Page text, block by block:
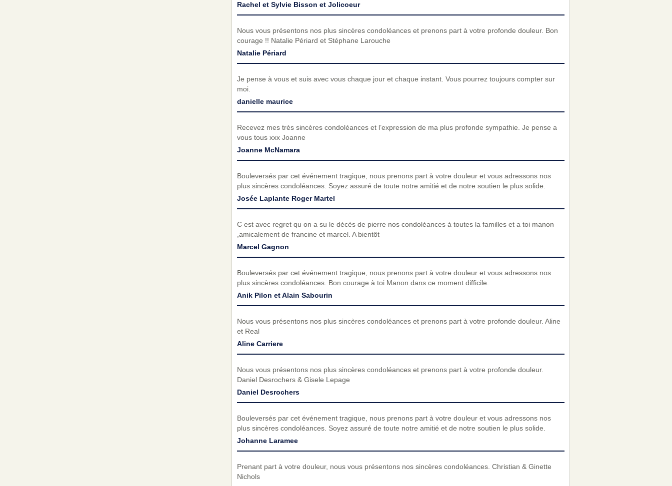
Rachel et Sylvie Bisson et Jolicoeur
Nous vous présentons nos plus sincères condoléances et prenons part à votre profonde douleur. Bon
courage !! Natalie Périard et Stéphane Larouche
Natalie Périard
Je pense à vous et suis avec vous chaque jour et chaque instant. Vous pourrez toujours compter sur
moi.
danielle maurice
Recevez mes très sincères condoléances et l’expression de ma plus profonde sympathie. Je pense a
vous tous xxx Joanne
Joanne McNamara
Bouleversés par cet événement tragique, nous prenons part à votre douleur et vous adressons nos
plus sincères condoléances. Soyez assuré de toute notre amitié et de notre soutien le plus solide.
Josée Laplante Roger Martel
C est avec regret qu on a su le décès de pierre nos condoléances à toutes la familles et a toi manon
,amicalement de francine et marcel. A bientôt
Marcel Gagnon
Bouleversés par cet événement tragique, nous prenons part à votre douleur et vous adressons nos
plus sincères condoléances. Bon courage à toi Manon dans ce moment difficile.
Anik Pilon et Alain Sabourin
Nous vous présentons nos plus sincères condoléances et prenons part à votre profonde douleur. Aline
et Real
Aline Carriere
Nous vous présentons nos plus sincères condoléances et prenons part à votre profonde douleur.
Daniel Desrochers & Gisele Lepage
Daniel Desrochers
Bouleversés par cet événement tragique, nous prenons part à votre douleur et vous adressons nos
plus sincères condoléances. Soyez assuré de toute notre amitié et de notre soutien le plus solide.
Johanne Laramee
Prenant part à votre douleur, nous vous présentons nos sincères condoléances. Christian & Ginette
Nichols